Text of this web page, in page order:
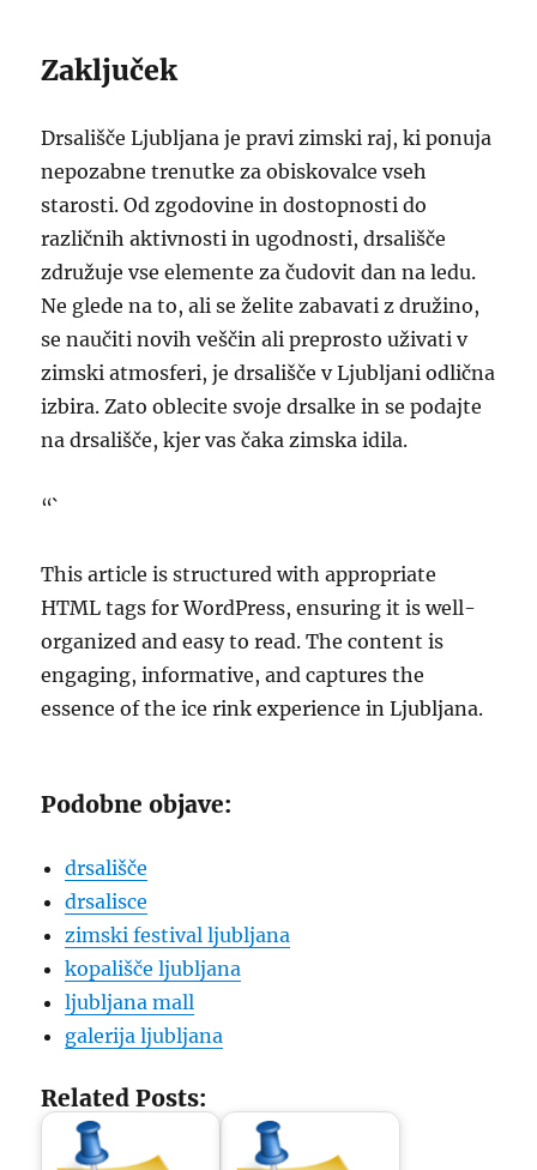
Zaključek
Drsališče Ljubljana je pravi zimski raj, ki ponuja
nepozabne trenutke za obiskovalce vseh
starosti. Od zgodovine in dostopnosti do
različnih aktivnosti in ugodnosti, drsališče
združuje vse elemente za čudovit dan na ledu.
Ne glede na to, ali se želite zabavati z družino,
se naučiti novih veščin ali preprosto uživati v
zimski atmosferi, je drsališče v Ljubljani odlična
izbira. Zato oblecite svoje drsalke in se podajte
na drsališče, kjer vas čaka zimska idila.
“`
This article is structured with appropriate
HTML tags for WordPress, ensuring it is well-
organized and easy to read. The content is
engaging, informative, and captures the
essence of the ice rink experience in Ljubljana.
Podobne objave:
drsališče
drsalisce
zimski festival ljubljana
kopališče ljubljana
ljubljana mall
galerija ljubljana
Related Posts: